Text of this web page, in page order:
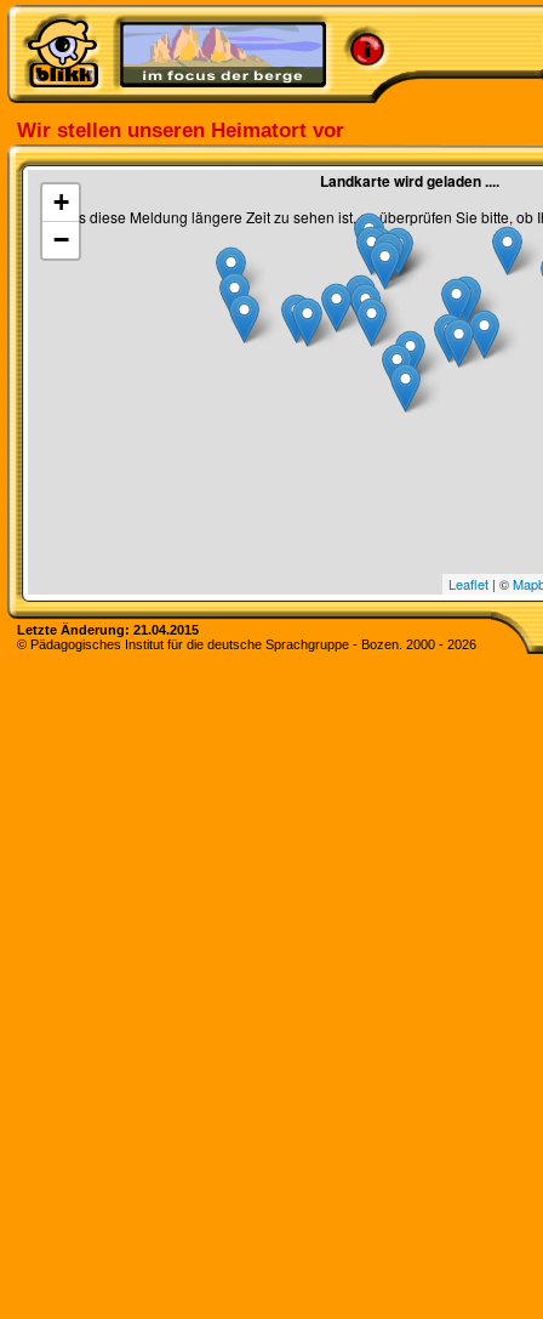
Wir stellen unseren Heimatort vor
Landkarte wird geladen ....
(Falls diese Meldung längere Zeit zu sehen ist, so überprüfen Sie bitte, ob
+
−
Leaflet | ©
Letzte Änderung: 21.04.2015
© Pädagogisches Institut für die deutsche Sprachgruppe - Bozen. 2000 - 2026